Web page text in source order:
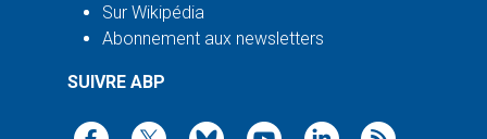
Sur Wikipédia
Abonnement aux newsletters
SUIVRE ABP